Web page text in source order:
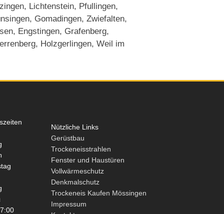
Lichtenstein, Pfullingen,
Gomadingen, Zwiefalten,
Engstingen, Grafenberg,
Holzgerlingen, Weil im
Nützliche Links
Gerüstbau
Trockeneisstrahlen
Fenster und Haustüren
Vollwärmeschutz
Denkmalschutz
Trockeneis Kaufen Mössingen
Impressum